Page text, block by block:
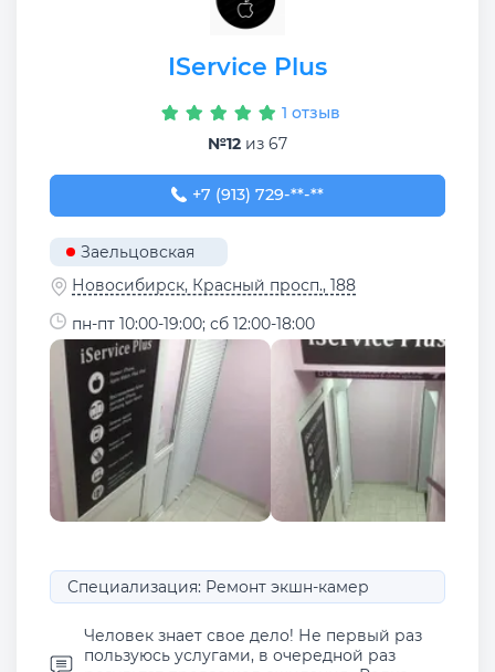
IService Plus
1 отзыв
№12 из 67
+7 (913) 729-31-07
+7 (913) 729-**-**
Заельцовская
Новосибирск, Красный просп., 188
пн-пт 10:00-19:00; сб 12:00-18:00
Специализация: Ремонт экшн-камер
Человек знает свое дело! Не первый раз
пользуюсь услугами, в очередной раз